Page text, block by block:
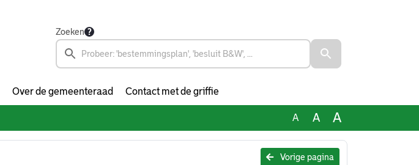
Zoeken
Over de gemeenteraad Contact met de griffie
A A A
Vorige pagina